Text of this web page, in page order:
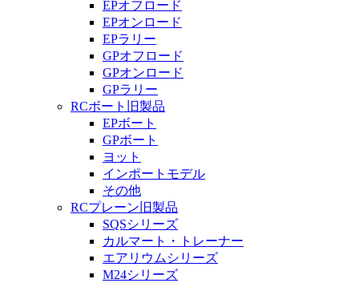
EPオフロード
EPオンロード
EPラリー
GPオフロード
GPオンロード
GPラリー
RCボート旧製品
EPボート
GPボート
ヨット
インポートモデル
その他
RCプレーン旧製品
SQSシリーズ
カルマート・トレーナー
エアリウムシリーズ
M24シリーズ